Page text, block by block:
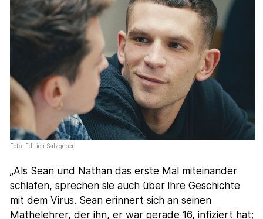
Foto: Edition Salzgeber
„Als Sean und Nathan das erste Mal miteinander
schlafen, sprechen sie auch über ihre Geschichte
mit dem Virus. Sean erinnert sich an seinen
Mathelehrer, der ihn, er war gerade 16, infiziert hat;